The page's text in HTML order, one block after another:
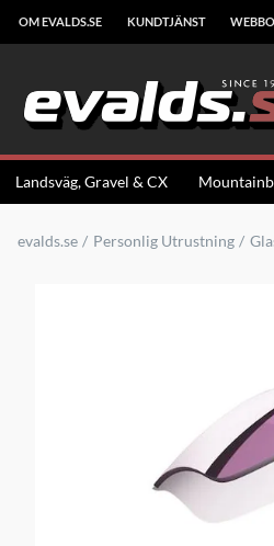
OM EVALDS.SE KUNDTJÄNST
Landsväg, Gravel & CX
evalds.se Personlig Utrustning